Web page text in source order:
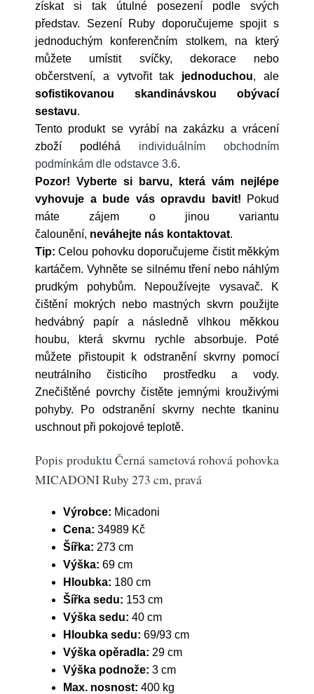
získat si tak útulné posezení podle svých
představ. Sezení Ruby doporučujeme spojit s
jednoduchým konferenčním stolkem, na který
můžete umístit svíčky, dekorace nebo
občerstvení, a vytvořit tak jednoduchou, ale
sofistikovanou skandinávskou obývací
sestavu.
Tento produkt se vyrábí na zakázku a vrácení
zboží podléhá individuálním obchodním
podmínkám dle odstavce 3.6.
Pozor! Vyberte si barvu, která vám nejlépe
vyhovuje a bude vás opravdu bavit! Pokud
máte zájem o jinou variantu
čalounění, neváhejte nás kontaktovat.
Tip: Celou pohovku doporučujeme čistit měkkým
kartáčem. Vyhněte se silnému tření nebo náhlým
prudkým pohybům. Nepoužívejte vysavač. K
čištění mokrých nebo mastných skvrn použijte
hedvábný papír a následně vlhkou měkkou
houbu, která skvrnu rychle absorbuje. Poté
můžete přistoupit k odstranění skvrny pomocí
neutrálního čisticího prostředku a vody.
Znečištěné povrchy čistěte jemnými krouživými
pohyby. Po odstranění skvrny nechte tkaninu
uschnout při pokojové teplotě.
Popis produktu Černá sametová rohová pohovka
MICADONI Ruby 273 cm, pravá
Výrobce: Micadoni
Cena: 34989 Kč
Šířka: 273 cm
Výška: 69 cm
Hloubka: 180 cm
Šířka sedu: 153 cm
Výška sedu: 40 cm
Hloubka sedu: 69/93 cm
Výška opěradla: 29 cm
Výška podnože: 3 cm
Max. nosnost: 400 kg